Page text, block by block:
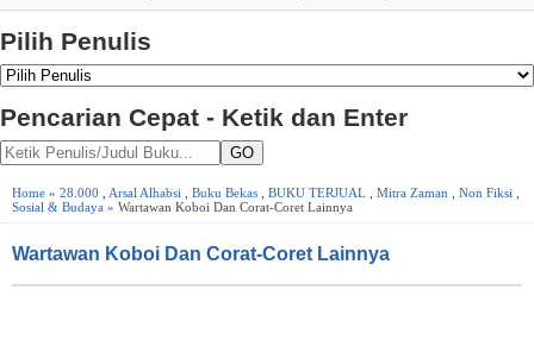
Pilih Penulis
Pencarian Cepat - Ketik dan Enter
GO
Home » 28.000 Arsal Alhabsi Buku Bekas BUKU TERJUAL Mitra Zaman Non Fiksi
Sosial & Budaya » Wartawan Koboi Dan Corat-Coret Lainnya
Wartawan Koboi Dan Corat-Coret Lainnya